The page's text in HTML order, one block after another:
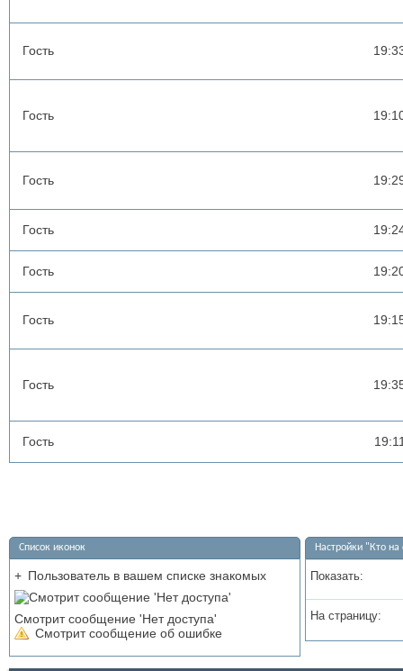
Гость
Гость
Гость
Гость
Гость
Гость
Гость
Гость
Список иконок
+ Пользователь в вашем списке знакомых
Смотрит сообщение 'Нет доступа'
Смотрит сообщение об ошибке
Настройки "Кто на
Показать:
На страницу: